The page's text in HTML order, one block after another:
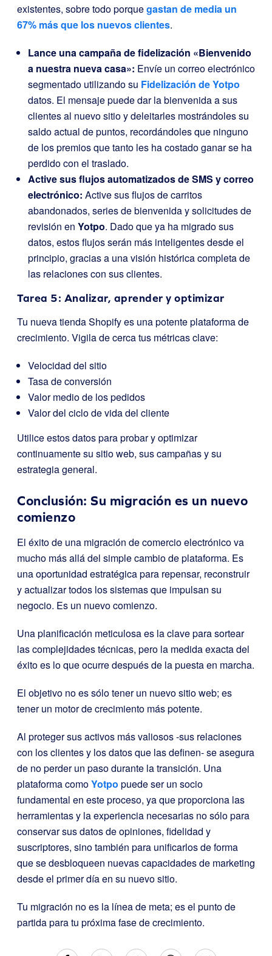
existentes, sobre todo porquegastan de media un
67% más que los nuevos clientes.
Lance una campaña de fidelización «Bienvenido
a nuestra nueva casa»: Envíe un correo electrónico
segmentado utilizando su Fidelización de Yotpo
datos. El mensaje puede dar la bienvenida a sus
clientes al nuevo sitio y deleitarles mostrándoles su
saldo actual de puntos, recordándoles que ninguno
de los premios que tanto les ha costado ganar se ha
perdido con el traslado.
Active sus flujos automatizados de SMS y correo
electrónico: Active sus flujos de carritos
abandonados, series de bienvenida y solicitudes de
revisión en Yotpo. Dado que ya ha migrado sus
datos, estos flujos serán más inteligentes desde el
principio, gracias a una visión histórica completa de
las relaciones con sus clientes.
Tarea 5: Analizar, aprender y optimizar
Tu nueva tienda Shopify es una potente plataforma de
crecimiento. Vigila de cerca tus métricas clave:
Velocidad del sitio
Tasa de conversión
Valor medio de los pedidos
Valor del ciclo de vida del cliente
Utilice estos datos para probar y optimizar
continuamente su sitio web, sus campañas y su
estrategia general.
Conclusión: Su migración es un nuevo
comienzo
El éxito de una migración de comercio electrónico va
mucho más allá del simple cambio de plataforma. Es
una oportunidad estratégica para repensar, reconstruir
y actualizar todos los sistemas que impulsan su
negocio. Es un nuevo comienzo.
Una planificación meticulosa es la clave para sortear
las complejidades técnicas, pero la medida exacta del
éxito es lo que ocurre después de la puesta en marcha.
El objetivo no es sólo tener un nuevo sitio web; es
tener un motor de crecimiento más potente.
Al proteger sus activos más valiosos -sus relaciones
con los clientes y los datos que las definen- se asegura
de no perder un paso durante la transición. Una
plataforma comoYotpo puede ser un socio
fundamental en este proceso, ya que proporciona las
herramientas y la experiencia necesarias no sólo para
conservar sus datos de opiniones, fidelidad y
suscriptores, sino también para unificarlos de forma
que se desbloqueen nuevas capacidades de marketing
desde el primer día en su nuevo sitio.
Tu migración no es la línea de meta; es el punto de
partida para tu próxima fase de crecimiento.